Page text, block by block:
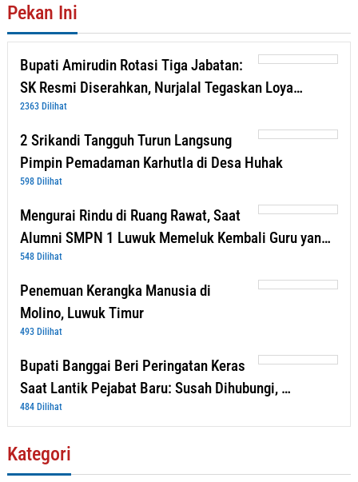
Pekan Ini
Bupati Amirudin Rotasi Tiga Jabatan:
SK Resmi Diserahkan, Nurjalal Tegaskan Loya…
2363 Dilihat
2 Srikandi Tangguh Turun Langsung
Pimpin Pemadaman Karhutla di Desa Huhak
598 Dilihat
Mengurai Rindu di Ruang Rawat, Saat
Alumni SMPN 1 Luwuk Memeluk Kembali Guru yan…
548 Dilihat
Penemuan Kerangka Manusia di
Molino, Luwuk Timur
493 Dilihat
Bupati Banggai Beri Peringatan Keras
Saat Lantik Pejabat Baru: Susah Dihubungi, …
484 Dilihat
Kategori